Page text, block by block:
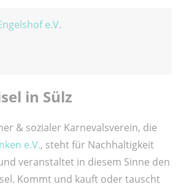
e.V.
in Sülz
& sozialer Karnevalsverein, die
e.V., steht für Nachhaltigkeit
veranstaltet in diesem Sinne den
Kommt und kauft oder tauscht